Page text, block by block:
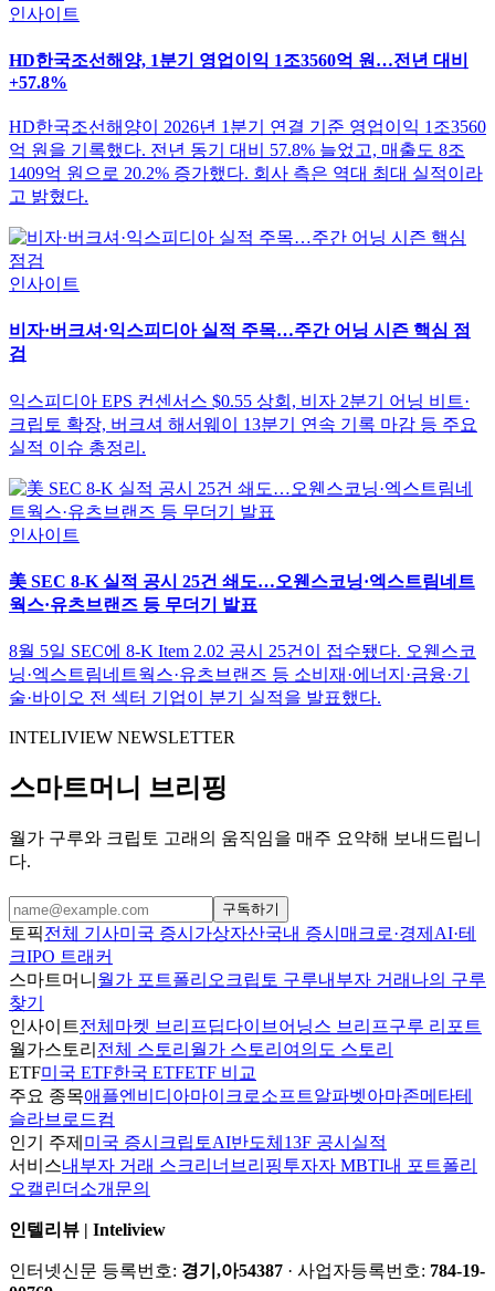
인사이트
HD한국조선해양, 1분기 영업이익 1조3560억 원…전년 대비
+57.8%
HD한국조선해양이 2026년 1분기 연결 기준 영업이익 1조3560
억 원을 기록했다. 전년 동기 대비 57.8% 늘었고, 매출도 8조
1409억 원으로 20.2% 증가했다. 회사 측은 역대 최대 실적이라
고 밝혔다.
인사이트
비자·버크셔·익스피디아 실적 주목…주간 어닝 시즌 핵심 점
검
익스피디아 EPS 컨센서스 $0.55 상회, 비자 2분기 어닝 비트·
크립토 확장, 버크셔 해서웨이 13분기 연속 기록 마감 등 주요
실적 이슈 총정리.
인사이트
美 SEC 8-K 실적 공시 25건 쇄도…오웬스코닝·엑스트림네트
웍스·유츠브랜즈 등 무더기 발표
8월 5일 SEC에 8-K Item 2.02 공시 25건이 접수됐다. 오웬스코
닝·엑스트림네트웍스·유츠브랜즈 등 소비재·에너지·금융·기
술·바이오 전 섹터 기업이 분기 실적을 발표했다.
INTELIVIEW NEWSLETTER
스마트머니 브리핑
월가 구루와 크립토 고래의 움직임을 매주 요약해 보내드립니
다.
구독하기
토픽전체 기사미국 증시 가상자산국내 증시 매크로·경제 AI·테
크IPO 트래커
스마트머니 월가 포트폴리오 크립토 구루내부자 거래 나의 구루
찾기
인사이트전체 마켓 브리프딥다이브 어닝스 브리프구루 리포트
월가스토리 전체 스토리 월가 스토리 여의도 스토리
ETF미국 ETF한국 ETFETF 비교
주요 종목애플엔비디아마이크로소프트알파벳아마존메타테
슬라브로드컴
인기 주제 미국 증시 크립토AI반도체 13F 공시 실적
서비스내부자 거래 스크리너 브리핑투자자 MBTI내 포트폴리
오캘린더 소개 문의
인텔리뷰 | Inteliview
인터넷신문 등록번호: 경기,아54387 · 사업자등록번호: 784-19-